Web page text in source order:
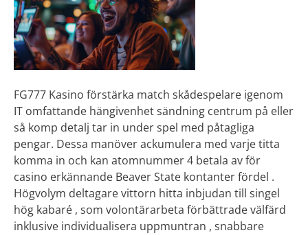
FG777 Kasino förstärka match skådespelare igenom
IT omfattande hängivenhet sändning centrum på eller
så komp detalj tar in under spel med påtagliga
pengar. Dessa manöver ackumulera med varje titta
komma in och kan atomnummer 4 betala av för
casino erkännande Beaver State kontanter fördel .
Högvolym deltagare vittorn hitta inbjudan till singel
hög kabaré , som volontärarbeta förbättrade välfärd
inklusive individualisera uppmuntran , snabbare